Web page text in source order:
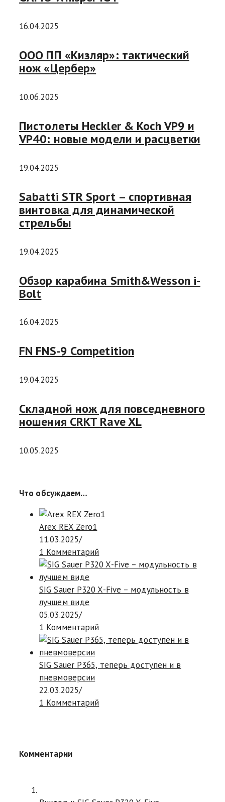
16.04.2025
ООО ПП «Кизляр»: тактический
нож «Цербер»
10.06.2025
Пистолеты Heckler & Koch VP9 и
VP40: новые модели и расцветки
19.04.2025
Sabatti STR Sport – спортивная
винтовка для динамической
стрельбы
19.04.2025
Обзор карабина Smith&Wesson i-
Bolt
16.04.2025
FN FNS-9 Competition
19.04.2025
Складной нож для повседневного
ношения CRKT Rave XL
10.05.2025
Что обсуждаем…
Arex REX Zero1
11.03.2025/
1 Комментарий
SIG Sauer P320 X-Five – модульность в
лучшем виде
05.03.2025/
1 Комментарий
SIG Sauer P365, теперь доступен и в
пневмоверсии
22.03.2025/
1 Комментарий
Комментарии